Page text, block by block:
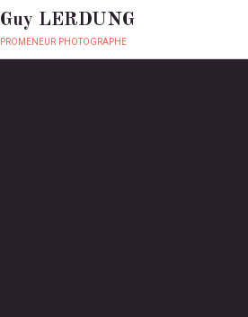
Guy LERDUNG
promeneur photographe